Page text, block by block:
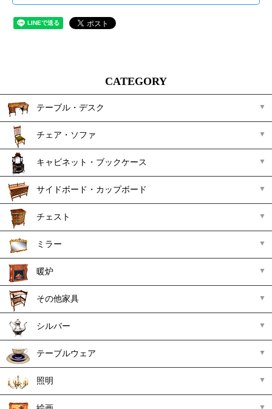
CATEGORY
テーブル・デスク
チェア・ソファ
キャビネット・ブックケース
サイドボード・カップボード
チェスト
ミラー
暖炉
その他家具
シルバー
テーブルウェア
照明